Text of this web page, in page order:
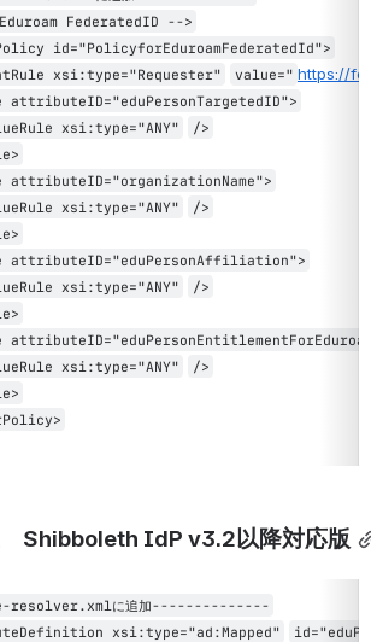
Eduroam FederatedID -->
id="PolicyforEduroamFederatedId">
xsi:type="Requester" value=" https://
attributeID="eduPersonTargetedID">
xsi:type="ANY"
/>
attributeID="organizationName">
xsi:type="ANY"
/>
attributeID="eduPersonAffiliation">
xsi:type="ANY"
/>
attributeID=
xsi:type="ANY"
/>
Shibboleth IdP v3.2以降対応版
に追加--------------
xsi:type="ad:Mapped" id=